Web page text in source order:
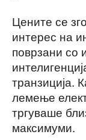
Цените се
интерес на
поврзани со
транзиција.
лемење
тргуваше
максимуми.